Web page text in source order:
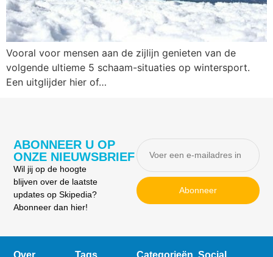
Vooral voor mensen aan de zijlijn genieten van de
volgende ultieme 5 schaam-situaties op wintersport.
Een uitglijder hier of…
ABONNEER U OP
ONZE NIEUWSBRIEF
Wil jij op de hoogte
blijven over de laatste
updates op Skipedia?
Abonneer dan hier!
Abonneer
Over Tags Categorieën Social